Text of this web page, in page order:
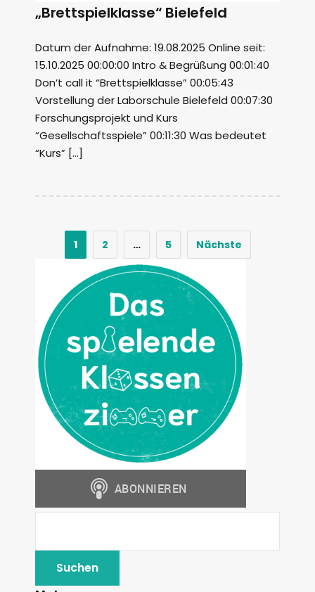
„Brettspielklasse“ Bielefeld
Datum der Aufnahme: 19.08.2025 Online seit:
15.10.2025 00:00:00 Intro & Begrüßung 00:01:40
Don’t call it “Brettspielklasse” 00:05:43
Vorstellung der Laborschule Bielefeld 00:07:30
Forschungsprojekt und Kurs
“Gesellschaftsspiele” 00:11:30 Was bedeutet
“Kurs” […]
1 2 … 5 Nächste